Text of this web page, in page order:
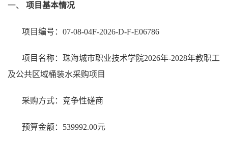
一、 项目基本情况
项目编号： 07-08-04F-2026-D-F-E06786
项目名称：珠海城市职业技术学院2026年-2028年教职工
及公共区域桶装水采购项目
采购方式：竞争性磋商
预算金额：539992.00元